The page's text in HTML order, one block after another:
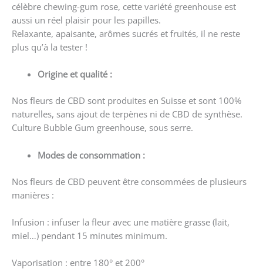
célèbre chewing-gum rose, cette variété greenhouse est
aussi un réel plaisir pour les papilles.
Relaxante, apaisante, arômes sucrés et fruités, il ne reste
plus qu’à la tester !
Origine et qualité :
Nos fleurs de CBD sont produites en Suisse et sont 100%
naturelles, sans ajout de terpènes ni de CBD de synthèse.
Culture Bubble Gum greenhouse, sous serre.
Modes de consommation :
Nos fleurs de CBD peuvent être consommées de plusieurs
manières :
Infusion : infuser la fleur avec une matière grasse (lait,
miel…) pendant 15 minutes minimum.
Vaporisation : entre 180° et 200°